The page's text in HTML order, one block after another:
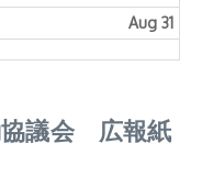
Aug 31
協議会 広報紙